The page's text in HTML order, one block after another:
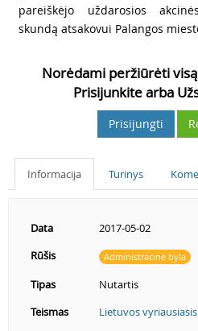
pareiškėjo uždarosios
skundą atsakovui Palangos
Norėdami peržiūrėti
Prisijunkite arba
Prisijungti
Informacija Turinys
Data
2017-05-02
Rūšis
Administracinė byla
Tipas
Nutartis
Teismas
Lietuvos